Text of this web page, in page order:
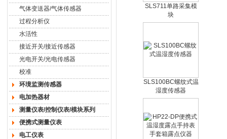
气体变送器/气体传感器
过程分析仪
水活性
接近开关/接近传感器
光电开关/光电传感器
校准
环境监测传感器
电加热器材
测量仪表/控制仪表/模块系列
便携式测量仪表
电工仪表
SLS711单路采集模
块
SLS100BC螺纹式温
湿度传感器